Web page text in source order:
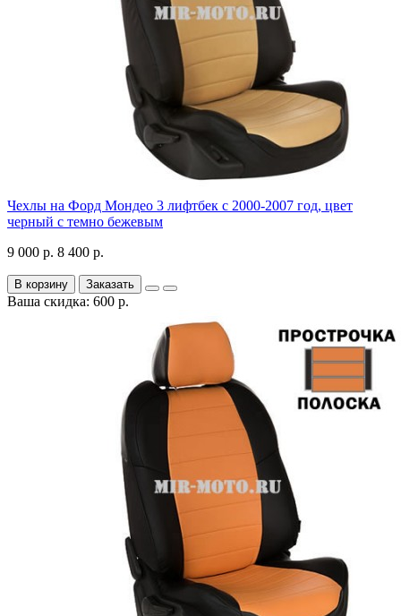
Чехлы на Форд Мондео 3 лифтбек с 2000-2007 год, цвет
черный с темно бежевым
9 000 р. 8 400 р.
В корзину Заказать
Ваша скидка: 600 р.